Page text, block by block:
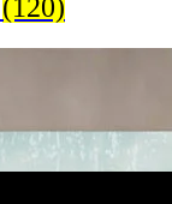
(120)